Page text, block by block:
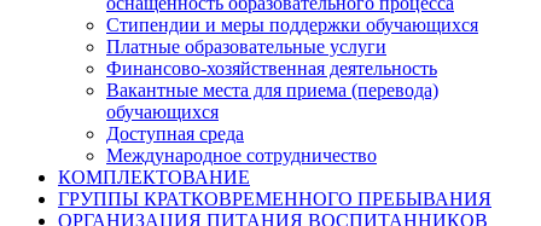
Стипендии и меры поддержки обучающихся
Платные образовательные услуги
Финансово-хозяйственная деятельность
Вакантные места для приема (перевода)
обучающихся
Доступная среда
Международное сотрудничество
КОМПЛЕКТОВАНИЕ
ГРУППЫ КРАТКОВРЕМЕННОГО ПРЕБЫВАНИЯ
ОРГАНИЗАЦИЯ ПИТАНИЯ ВОСПИТАННИКОВ